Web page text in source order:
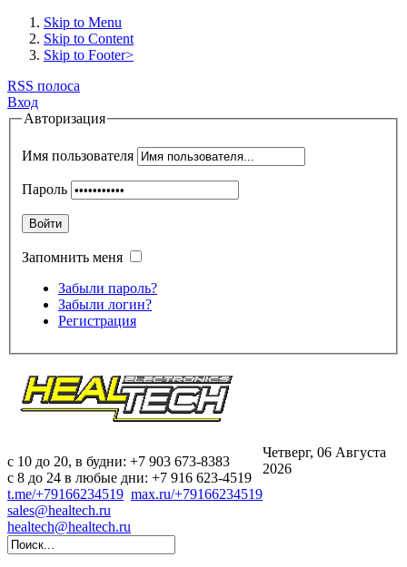
Skip to Menu
Skip to Content
Skip to Footer>
RSS полоса
Вход
Авторизация
Имя пользователя
Пароль
Войти
Запомнить меня
Забыли пароль?
Забыли логин?
Регистрация
c 10 до 20, в будни: +7 903 673-8383
с 8 до 24 в любые дни: +7 916 623-4519
t.me/+79166234519 max.ru/+79166234519
sales@healtech.ru
healtech@healtech.ru
Четверг, 06 Августа
2026